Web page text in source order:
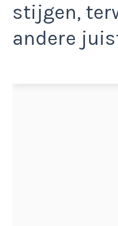
stijgen,
andere